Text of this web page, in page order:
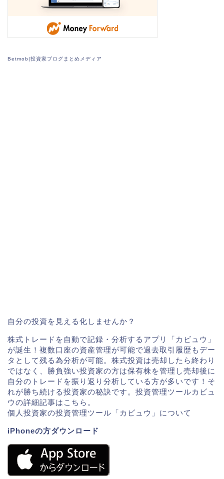
Betmob|投資家ブログまとめメディア
自分の投資を見える化しませんか？
株式トレードを自動で記録・分析するアプリ「カビュウ」
が誕生！複数口座の資産管理が可能で過去取引履歴もデー
タとして残る為分析が可能。株式投資は売却したら終わり
ではなく、勝負強い投資家の方は保有株を管理し売却後に
自分のトレードを振り返り分析している方が多いです！そ
れが勝ち続ける投資家の秘訣です。投資管理ツールカビュ
ウの詳細記事はこちら。
個人投資家の投資管理ツール「カビュウ」について
iPhoneの方ダウンロード